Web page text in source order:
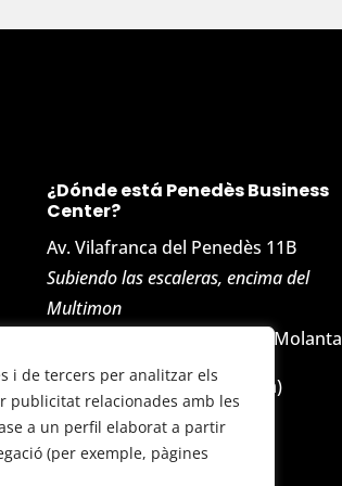
i de tercers per analitzar els
publicitat relacionades amb les
a un perfil elaborat a partir
(per exemple, pàgines
¿Dónde está Penedès Business
Center?
Av. Vilafranca del Penedès 11B
Subiendo las escaleras, encima del
Multimon
Polígono Ind. de San Pedro Molanta
08799 – Olèrdola (Barcelona)